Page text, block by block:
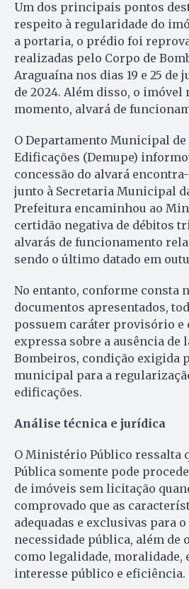
Um dos principais pontos
respeito à regularidade do
a portaria, o prédio foi
realizadas pelo Corpo de
Araguaína nos dias 19 e 25 de
de 2024. Além disso, o imóvel
momento, alvará de
O Departamento Municipal de
Edificações (Demupe)
concessão do alvará
junto à Secretaria Municipal
Prefeitura encaminhou ao
certidão negativa de débitos
alvarás de funcionamento
sendo o último datado em
No entanto, conforme consta
documentos apresentados,
possuem caráter provisório e
expressa sobre a ausência de
Bombeiros, condição exigida
municipal para a
edificações.
Análise técnica e jurídica
O Ministério Público ressalta
Pública somente pode
de imóveis sem licitação
comprovado que as
adequadas e exclusivas para
necessidade pública, além
como legalidade, moralidade,
interesse público e eficiência.